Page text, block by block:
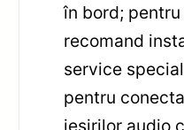
în bord;
recomand
service
pentru
ieșirilor audio